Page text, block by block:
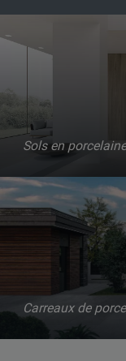
Sols en porcelaine
Carreaux de